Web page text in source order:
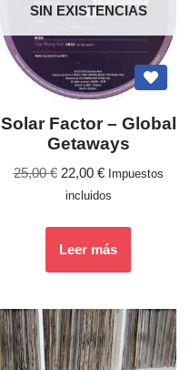
SIN EXISTENCIAS
Solar Factor ‎– Global
Getaways
25,00€ 22,00 €
Impuestos
incluidos
Leer más